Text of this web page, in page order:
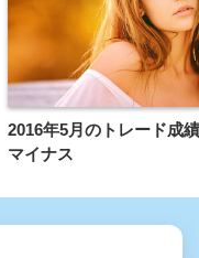
2016年5月のトレード成
マイナス